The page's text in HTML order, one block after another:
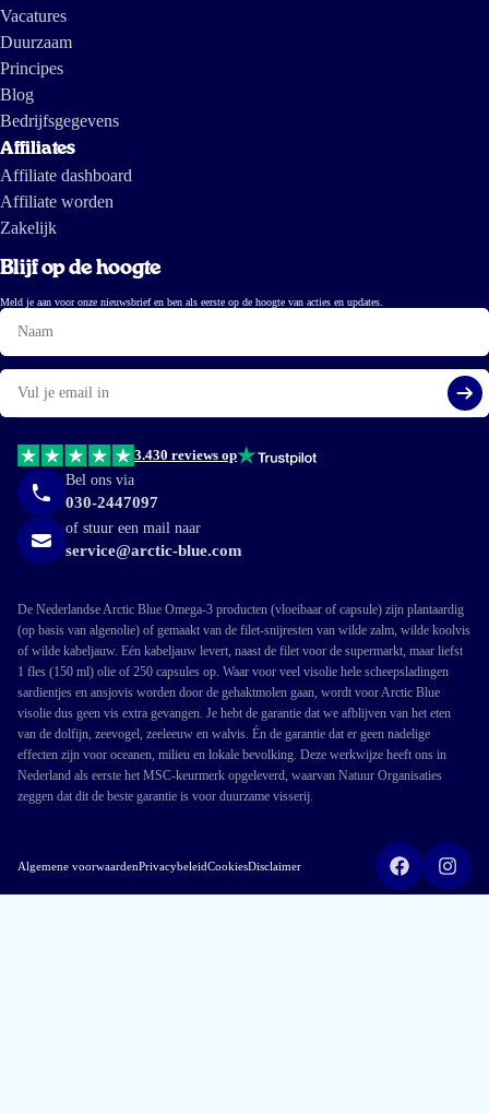
Vacatures
Duurzaam
Principes
Blog
Bedrijfsgegevens
Affiliates
Affiliate dashboard
Affiliate worden
Zakelijk
Blijf op de hoogte
Meld je aan voor onze nieuwsbrief en ben als eerste op de hoogte van acties en updates.
Naam
E-
mail
3.430 reviews op
Bel ons via
030-2447097
of stuur een mail naar
service@arctic-blue.com
De Nederlandse Arctic Blue Omega-3 producten (vloeibaar of capsule) zijn plantaardig
(op basis van algenolie) of gemaakt van de filet-snijresten van wilde zalm, wilde koolvis
of wilde kabeljauw. Eén kabeljauw levert, naast de filet voor de supermarkt, maar liefst
1 fles (150 ml) olie of 250 capsules op. Waar voor veel visolie hele scheepsladingen
sardientjes en ansjovis worden door de gehaktmolen gaan, wordt voor Arctic Blue
visolie dus geen vis extra gevangen. Je hebt de garantie dat we afblijven van het eten
van de dolfijn, zeevogel, zeeleeuw en walvis. Én de garantie dat er geen nadelige
effecten zijn voor oceanen, milieu en lokale bevolking. Deze werkwijze heeft ons in
Nederland als eerste het MSC-keurmerk opgeleverd, waarvan Natuur Organisaties
zeggen dat dit de beste garantie is voor duurzame visserij.
Algemene voorwaardenPrivacybeleidCookiesDisclaimer